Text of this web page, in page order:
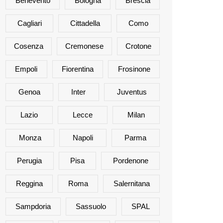
Cagliari Cittadella Como
Cosenza Cremonese Crotone
Empoli Fiorentina Frosinone
Genoa Inter Juventus
Lazio Lecce Milan
Monza Napoli Parma
Perugia Pisa Pordenone
Reggina Roma Salernitana
Sampdoria Sassuolo SPAL